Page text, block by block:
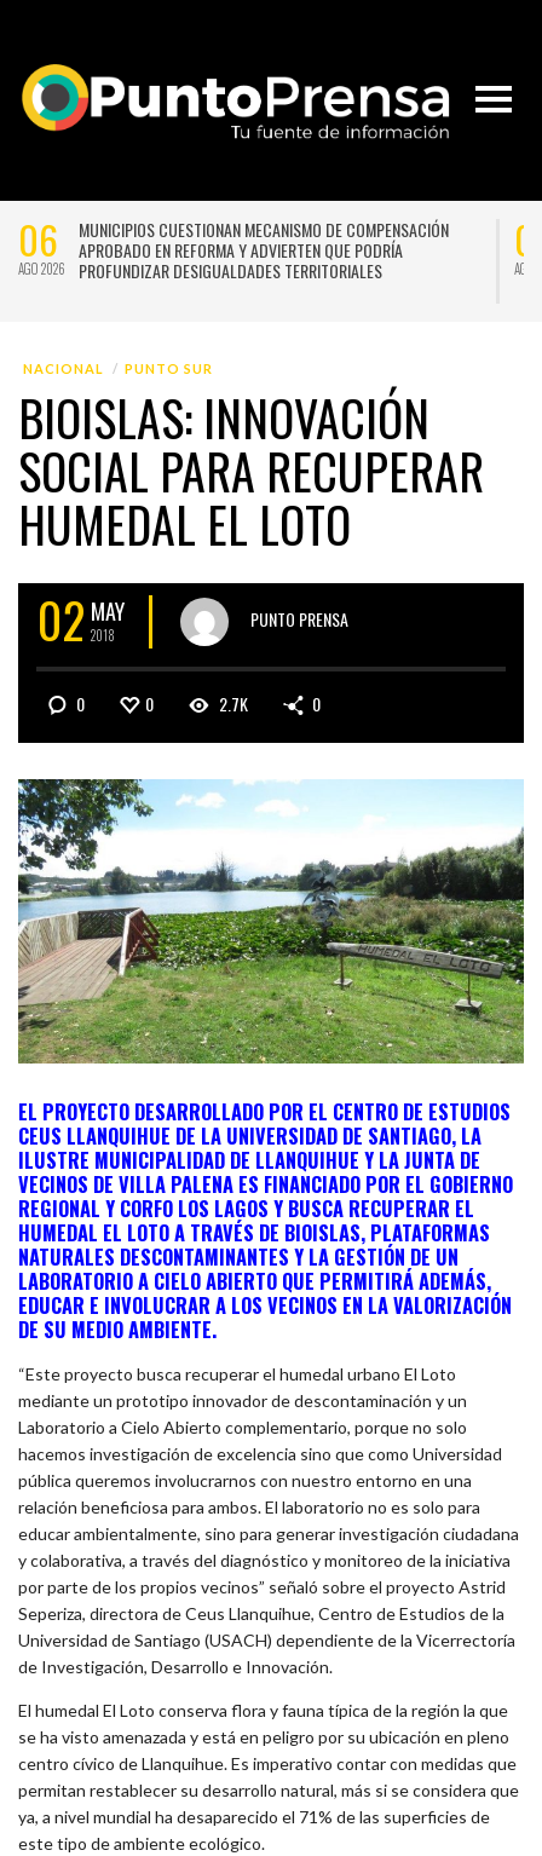
CUESTIONAN MECANISMO DE COMPENSACIÓN
EN REFORMA Y ADVIERTEN QUE PODRÍA
DESIGUALDADES TERRITORIALES
06
NACIONAL PUNTO SUR
BIOISLAS: INNOVACIÓN
SOCIAL PARA RECUPERAR
HUMEDAL EL LOTO
02 MAY
2018
PUNTO PRENSA
0 0 2.7K 0
EL PROYECTO DESARROLLADO POR EL CENTRO DE ESTUDIOS
CEUS LLANQUIHUE DE LA UNIVERSIDAD DE SANTIAGO, LA
ILUSTRE MUNICIPALIDAD DE LLANQUIHUE Y LA JUNTA DE
VECINOS DE VILLA PALENA ES FINANCIADO POR EL GOBIERNO
REGIONAL Y CORFO LOS LAGOS Y BUSCA RECUPERAR EL
HUMEDAL EL LOTO A TRAVÉS DE BIOISLAS, PLATAFORMAS
NATURALES DESCONTAMINANTES Y LA GESTIÓN DE UN
LABORATORIO A CIELO ABIERTO QUE PERMITIRÁ ADEMÁS,
EDUCAR E INVOLUCRAR A LOS VECINOS EN LA VALORIZACIÓN
DE SU MEDIO AMBIENTE.
“Este proyecto busca recuperar el humedal urbano El Loto
mediante un prototipo innovador de descontaminación y un
Laboratorio a Cielo Abierto complementario, porque no solo
hacemos investigación de excelencia sino que como Universidad
pública queremos involucrarnos con nuestro entorno en una
relación beneficiosa para ambos. El laboratorio no es solo para
educar ambientalmente, sino para generar investigación ciudadana
y colaborativa, a través del diagnóstico y monitoreo de la iniciativa
por parte de los propios vecinos” señaló sobre el proyecto Astrid
Seperiza, directora de Ceus Llanquihue, Centro de Estudios de la
Universidad de Santiago (USACH) dependiente de la Vicerrectoría
de Investigación, Desarrollo e Innovación.
El humedal El Loto conserva flora y fauna típica de la región la que
se ha visto amenazada y está en peligro por su ubicación en pleno
centro cívico de Llanquihue. Es imperativo contar con medidas que
permitan restablecer su desarrollo natural, más si se considera que
ya, a nivel mundial ha desaparecido el 71% de las superficies de
este tipo de ambiente ecológico.